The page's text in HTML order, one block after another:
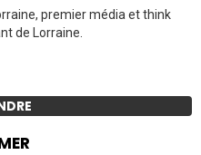
premier média et think
de Lorraine.